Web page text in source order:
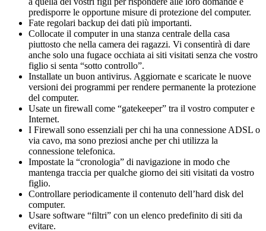
predisporre le opportune misure di protezione del computer.
Fate regolari backup dei dati più importanti.
Collocate il computer in una stanza centrale della casa
piuttosto che nella camera dei ragazzi. Vi consentirà di dare
anche solo una fugace occhiata ai siti visitati senza che vostro
figlio si senta “sotto controllo”.
Installate un buon antivirus. Aggiornate e scaricate le nuove
versioni dei programmi per rendere permanente la protezione
del computer.
Usate un firewall come “gatekeeper” tra il vostro computer e
Internet.
I Firewall sono essenziali per chi ha una connessione ADSL o
via cavo, ma sono preziosi anche per chi utilizza la
connessione telefonica.
Impostate la “cronologia” di navigazione in modo che
mantenga traccia per qualche giorno dei siti visitati da vostro
figlio.
Controllare periodicamente il contenuto dell’hard disk del
computer.
Usare software “filtri” con un elenco predefinito di siti da
evitare.